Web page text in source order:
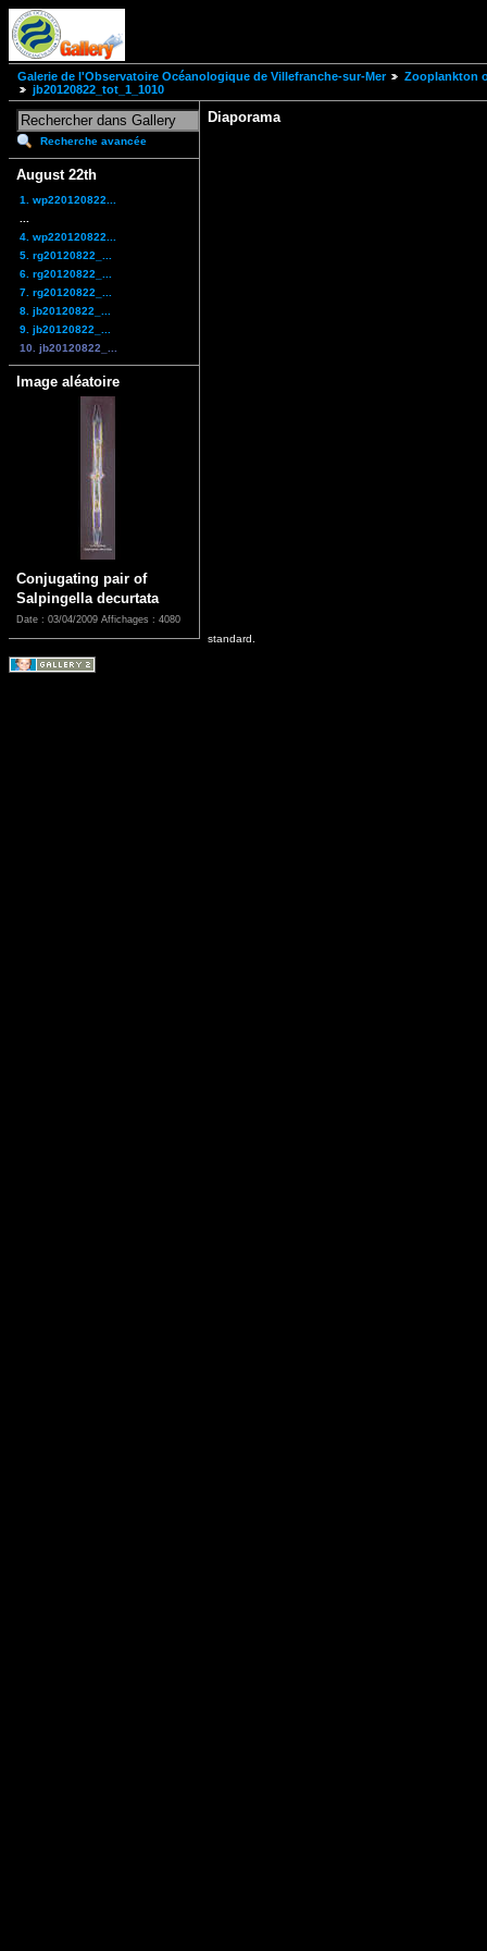
Galerie de l'Observatoire Océanologique de Villefranche-sur-Mer
Zooplankton
jb20120822_tot_1_1010
Recherche avancée
August 22th
1. wp220120822...
4. wp220120822...
5. rg20120822_...
6. rg20120822_...
7. rg20120822_...
8. jb20120822_...
9. jb20120822_...
10. jb20120822_...
Image aléatoire
Conjugating pair of
Salpingella decurtata
Date : 03/04/2009 Affichages : 4080
Diaporama
standard.